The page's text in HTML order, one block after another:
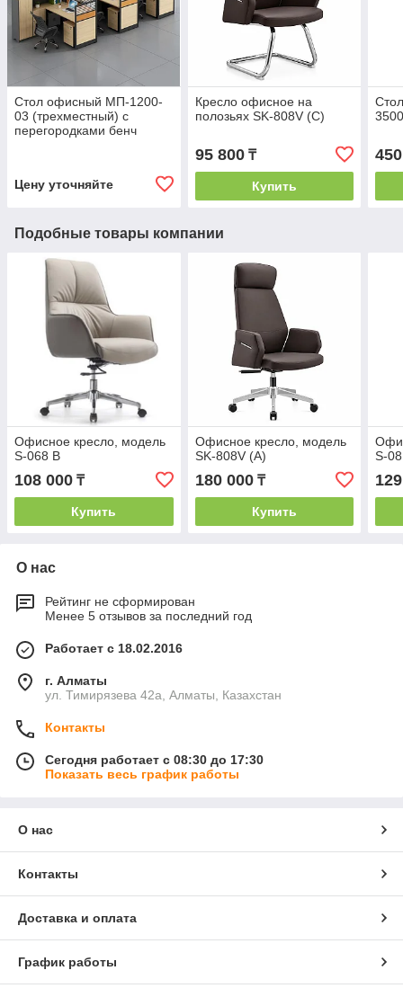
Стол офисный МП-1200-
03 (трехместный) с
перегородками бенч
Цену уточняйте
Кресло офисное на
полозьях SK-808V (C)
95 800₸
Купить
Подобные товары компании
Офисное кресло, модель
S-068 B
108 000 ₸
Купить
Офисное кресло, модель
SK-808V (A)
180 000₸
Купить
S-
О нас
Рейтинг не сформирован
Менее 5 отзывов за последний год
Работает с 18.02.2016
г. Алматы
ул. Тимирязева 42а, Алматы, Казахстан
Контакты
Сегодня работает с 08:30 до 17:30
Показать весь график работы
О нас
Контакты
Доставка и оплата
График работы